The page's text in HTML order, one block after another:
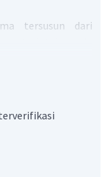
tersusun dari
berupa
untuk wadah
untuk
berikut.